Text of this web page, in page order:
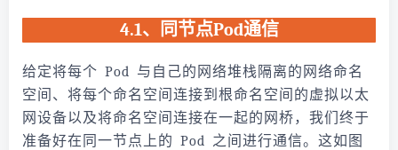
4.1、同节点Pod通信
给定将每个 Pod 与自己的网络堆栈隔离的网络命名
空间、将每个命名空间连接到根命名空间的虚拟以太
网设备以及将命名空间连接在一起的网桥，我们终于
准备好在同一节点上的 Pod 之间进行通信。这如图